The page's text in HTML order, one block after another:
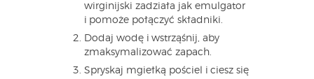
wirginijski zadziała jak emulgator
i pomoże połączyć składniki.
Dodaj wodę i wstrząśnij, aby
zmaksymalizować zapach.
Spryskaj mgiełką pościel i ciesz się